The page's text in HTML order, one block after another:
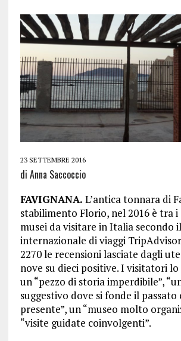
23 SETTEMBRE 2016
di Anna Saccoccio
FAVIGNANA. L’antica tonnara di
stabilimento Florio, nel 2016 è tra
musei da visitare in Italia secondo
internazionale di viaggi
2270 le recensioni lasciate dagli
nove su dieci positive. I visitatori
un “pezzo di storia imperdibile”,
suggestivo dove si fonde il passato
presente”, un “museo molto
“visite guidate coinvolgenti”.